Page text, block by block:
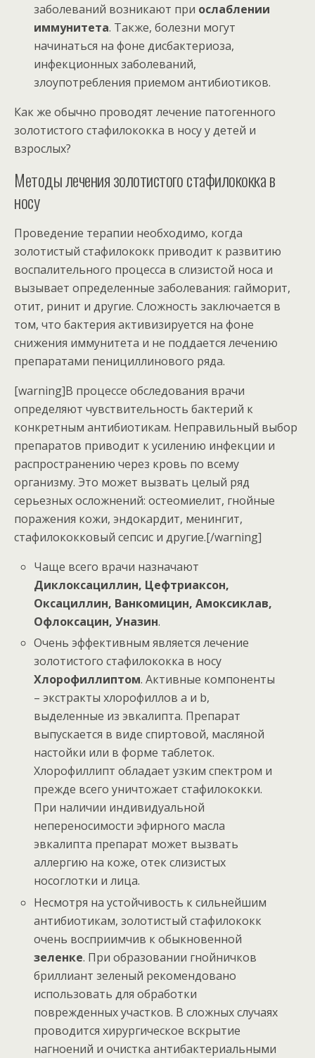
заболеваний возникают при ослаблении
иммунитета. Также, болезни могут
начинаться на фоне дисбактериоза,
инфекционных заболеваний,
злоупотребления приемом антибиотиков.
Как же обычно проводят лечение патогенного
золотистого стафилококка в носу у детей и
взрослых?
Методы лечения золотистого стафилококка в
носу
Проведение терапии необходимо, когда
золотистый стафилококк приводит к развитию
воспалительного процесса в слизистой носа и
вызывает определенные заболевания: гайморит,
отит, ринит и другие. Сложность заключается в
том, что бактерия активизируется на фоне
снижения иммунитета и не поддается лечению
препаратами пенициллинового ряда.
[warning]В процессе обследования врачи
определяют чувствительность бактерий к
конкретным антибиотикам. Неправильный выбор
препаратов приводит к усилению инфекции и
распространению через кровь по всему
организму. Это может вызвать целый ряд
серьезных осложнений: остеомиелит, гнойные
поражения кожи, эндокардит, менингит,
стафилококковый сепсис и другие.[/warning]
Чаще всего врачи назначают
Диклоксациллин, Цефтриаксон,
Оксациллин, Ванкомицин, Амоксиклав,
Офлоксацин, Уназин.
Очень эффективным является лечение
золотистого стафилококка в носу
Хлорофиллиптом. Активные компоненты
– экстракты хлорофиллов a и b,
выделенные из эвкалипта. Препарат
выпускается в виде спиртовой, масляной
настойки или в форме таблеток.
Хлорофиллипт обладает узким спектром и
прежде всего уничтожает стафилококки.
При наличии индивидуальной
непереносимости эфирного масла
эвкалипта препарат может вызвать
аллергию на коже, отек слизистых
носоглотки и лица.
Несмотря на устойчивость к сильнейшим
антибиотикам, золотистый стафилококк
очень восприимчив к обыкновенной
зеленке. При образовании гнойничков
бриллиант зеленый рекомендовано
использовать для обработки
поврежденных участков. В сложных случаях
проводится хирургическое вскрытие
нагноений и очистка антибактериальными